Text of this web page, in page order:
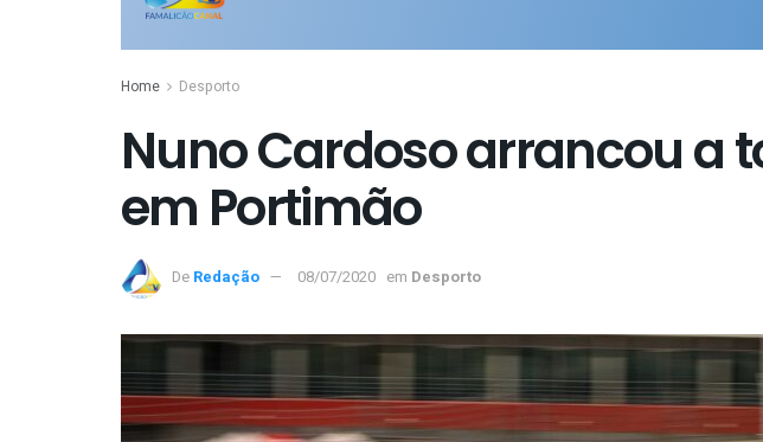
Home Desporto
Nuno Cardoso arrancou a
em Portimão
De Redação 08/07/2020 em Desporto